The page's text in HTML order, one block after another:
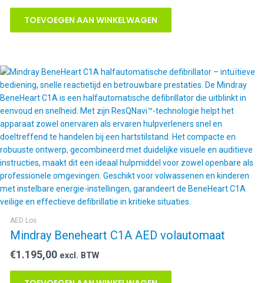
TOEVOEGEN AAN WINKELWAGEN
AED Los
Mindray Beneheart C1A AED volautomaat
€1.195,00 excl. BTW